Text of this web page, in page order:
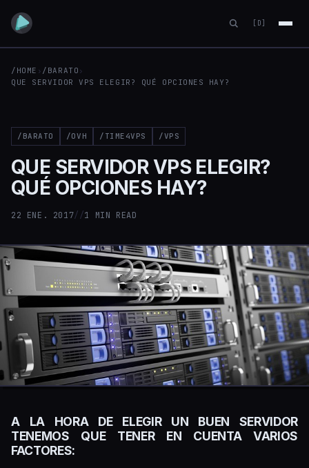
[D]
/HOME › /BARATO ›
QUE SERVIDOR VPS ELEGIR? QUÉ OPCIONES HAY?
/BARATO /OVH /TIME4VPS /VPS
QUE SERVIDOR VPS ELEGIR?
QUÉ OPCIONES HAY?
22 ENE. 2017//1 MIN READ
A LA HORA DE ELEGIR UN BUEN SERVIDOR
TENEMOS QUE TENER EN CUENTA VARIOS
FACTORES: